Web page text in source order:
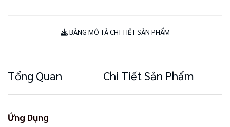
BẢNG MÔ TẢ CHI TIẾT SẢN PHẨM
Tổng Quan Chi Tiết Sản Phẩm
Ứng Dụng